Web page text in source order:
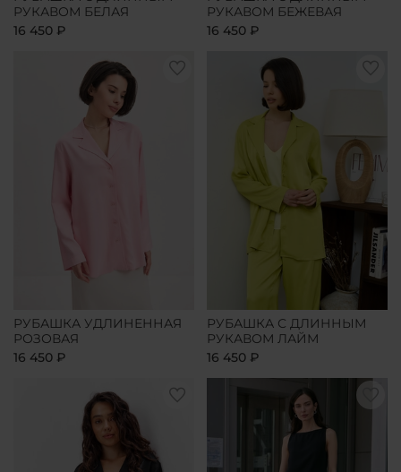
РУКАВОМ БЕЛАЯ
16 450 ₽
РУКАВОМ БЕЖЕВАЯ
16 450 ₽
РУБАШКА УДЛИНЕННАЯ
РОЗОВАЯ
16 450 ₽
РУБАШКА С ДЛИННЫМ
РУКАВОМ ЛАЙМ
16 450 ₽